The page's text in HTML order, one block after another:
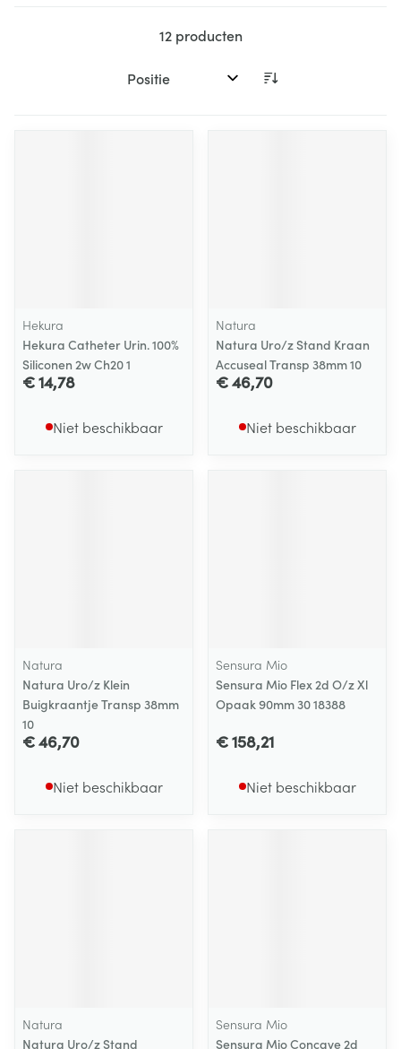
12producten
Sorteer op:
Hekura
Hekura Catheter Urin. 100%
Siliconen 2w Ch20 1
€ 14,78
Niet beschikbaar
Natura
Natura Uro/z Stand Kraan
Accuseal Transp 38mm 10
€ 46,70
Niet beschikbaar
Natura
Natura Uro/z Klein
Buigkraantje Transp 38mm
10
€ 46,70
Niet beschikbaar
Sensura Mio
Sensura Mio Flex 2d O/z Xl
Opaak 90mm 30 18388
€ 158,21
Niet beschikbaar
Natura
Natura Uro/z Stand
Sensura Mio
Sensura Mio Concave 2d